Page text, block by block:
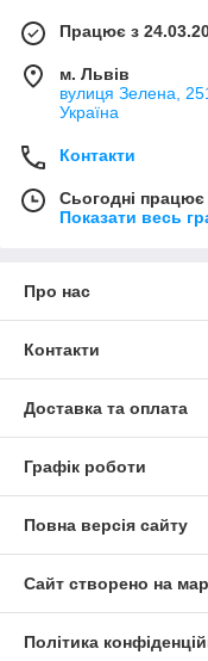
Працює з
м. Львів
вулиця Зелена,
Україна
Контакти
Сьогодні
Показати весь
Про нас
Контакти
Доставка та оплата
Графік роботи
Повна версія сайту
Сайт створено на
Політика